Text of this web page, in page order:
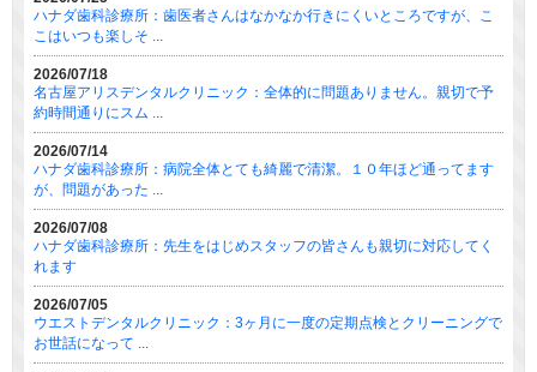
ハナダ歯科診療所：歯医者さんはなかなか行きにくいところですが、こ
こはいつも楽しそ ...
2026/07/18
名古屋アリスデンタルクリニック：全体的に問題ありません。親切で予
約時間通りにスム ...
2026/07/14
ハナダ歯科診療所：病院全体とても綺麗で清潔。１０年ほど通ってます
が、問題があった ...
2026/07/08
ハナダ歯科診療所：先生をはじめスタッフの皆さんも親切に対応してく
れます
2026/07/05
ウエストデンタルクリニック：3ヶ月に一度の定期点検とクリーニングで
お世話になって ...